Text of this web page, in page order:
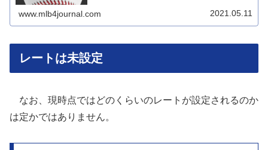
www.mlb4journal.com 2021.05.11
レートは未設定
なお、現時点ではどのくらいのレートが設定されるのか
は定かではありません。